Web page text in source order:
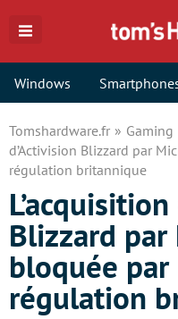
Windows
Tomshardware.fr Gaming
d’Activision Blizzard par
régulation britannique
Blizzard
bloquée par
régulation